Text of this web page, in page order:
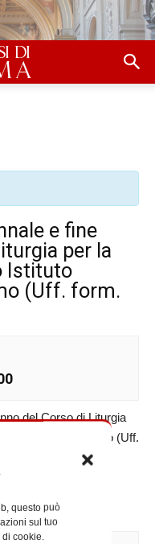
questo può
sul tuo
di cookie.
e fine
per la
Istituto
(Uff. form.
del Corso di Liturgia
Sant’Anselmo (Uff.